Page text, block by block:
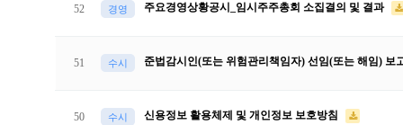
52 경영 주요경영상황공시_임시주주총회 소집결의 및 결과
51 수시 준법감시인(또는 위험관리책임자) 선임(또는 해임) 보
50 수시 신용정보 활용체제 및 개인정보 보호방침